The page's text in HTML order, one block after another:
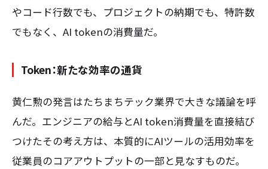
やコード行数でも、プロジェクトの納期でも、特許数
でもなく、AI tokenの消費量だ。
Token：新たな効率の通貨
黄仁勲の発言はたちまちテック業界で大きな議論を呼
んだ。エンジニアの給与とAI token消費量を直接結び
つけたその考え方は、本質的にAIツールの活用効率を
従業員のコアアウトプットの一部と見なすものだ。